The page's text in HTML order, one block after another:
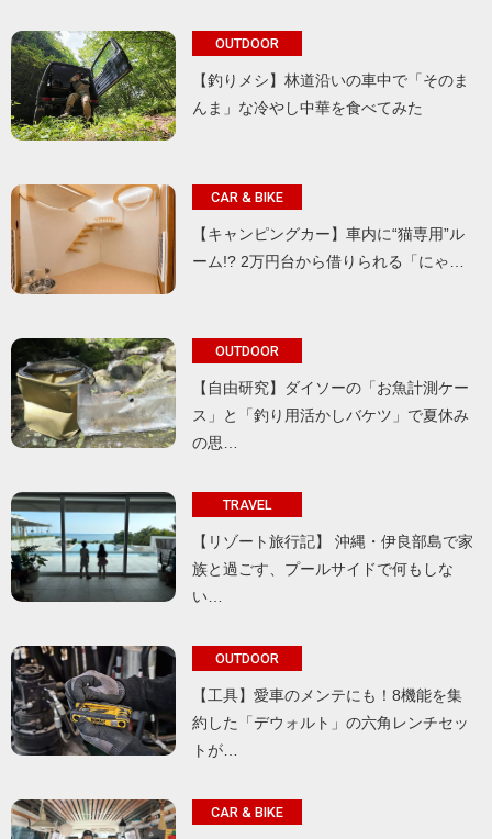
OUTDOOR
【釣りメシ】林道沿いの車中で「そのま
んま」な冷やし中華を食べてみた
CAR & BIKE
【キャンピングカー】車内に“猫専用”ル
ーム!? 2万円台から借りられる「にゃ…
OUTDOOR
【自由研究】ダイソーの「お魚計測ケー
ス」と「釣り用活かしバケツ」で夏休み
の思…
TRAVEL
【リゾート旅行記】 沖縄・伊良部島で家
族と過ごす、プールサイドで何もしな
い…
OUTDOOR
【工具】愛車のメンテにも！8機能を集
約した「デウォルト」の六角レンチセッ
トが…
CAR & BIKE